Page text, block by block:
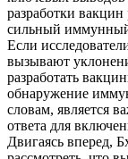
разработки
сильный иммунный
Если
вызывают
разработать
обнаружение
словам, является
ответа для
Двигаясь вперед,